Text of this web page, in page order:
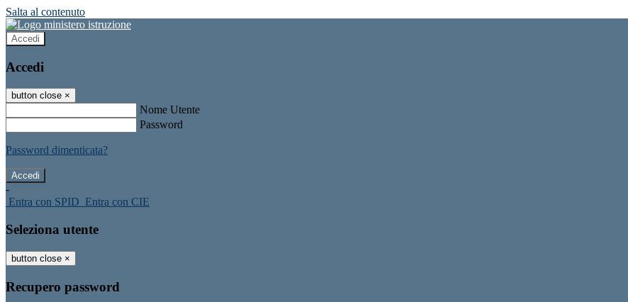
Salta al contenuto
Accedi
Accedi
button close ×
Nome Utente
Password
Password dimenticata?
-
Entra con SPID Entra con CIE
Seleziona utente
button close ×
Recupero password